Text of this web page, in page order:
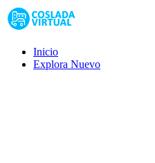
Inicio
Explora Nuevo